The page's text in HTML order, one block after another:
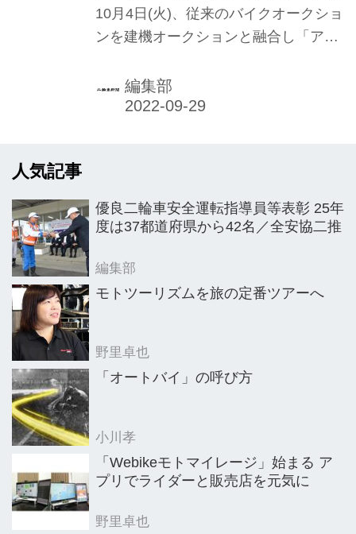
10月4日(火)、従来のバイクオークショ
ンを建機オークションと融合し「アラ
させる。以後毎週火曜10時より開催。
会員は中古二輪車の他、建設機械・農
編集部
人気記事
優良二輪車安全運転指導員等表彰 25年
度は37都道府県から42名／全安協二推
編集部
モトツーリズムを旅の定番ツアーへ
野里卓也
「オートバイ」の呼び方
小川孝
「Webikeモトマイレージ」始まる ア
プリでライダーと販売店を元気に
野里卓也